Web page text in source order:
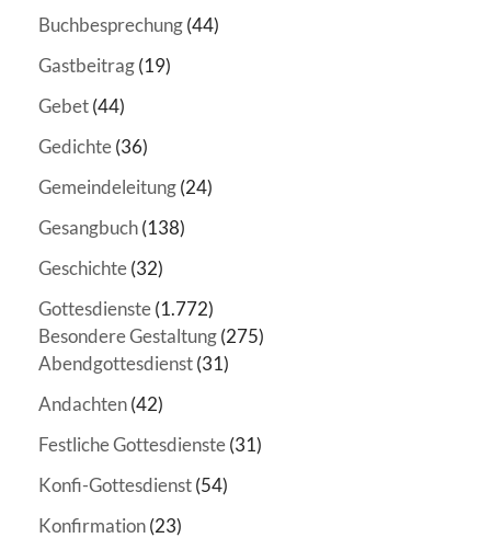
Buchbesprechung(44)
Gastbeitrag(19)
Gebet(44)
Gedichte(36)
Gemeindeleitung(24)
Gesangbuch(138)
Geschichte(32)
Gottesdienste(1.772)
Besondere Gestaltung(275)
Abendgottesdienst(31)
Andachten(42)
Festliche Gottesdienste(31)
Konfi-Gottesdienst(54)
Konfirmation(23)